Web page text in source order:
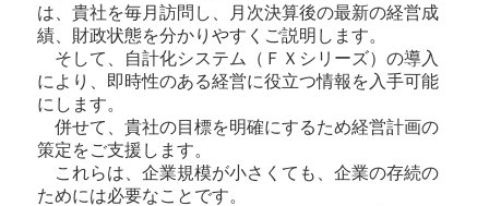
は、貴社を毎月訪問し、月次決算後の最新の経営成
績、財政状態を分かりやすくご説明します。
そして、自計化システム（ＦＸシリーズ）の導入
により、即時性のある経営に役立つ情報を入手可能
にします。
併せて、貴社の目標を明確にするため経営計画の
策定をご支援します。
これらは、企業規模が小さくても、企業の存続の
ためには必要なことです。